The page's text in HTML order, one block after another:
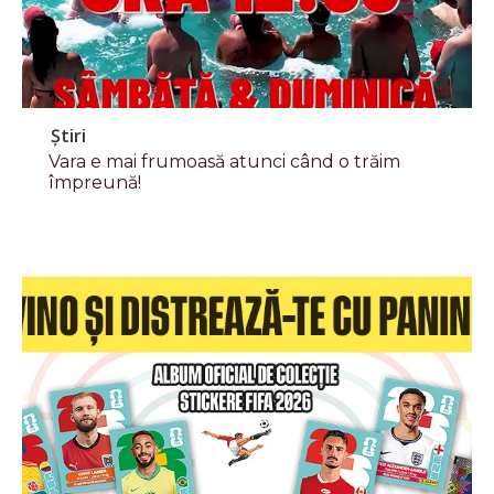
Știri
Vara e mai frumoasă atunci când o trăim
împreună!